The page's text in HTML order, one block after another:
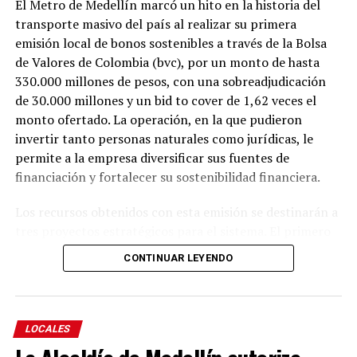
financiera y convirtiéndolo en un recinto
multipropósito bajo estándares internacionales,
mediante un modelo de financiación que combina
recursos públicos y privados.
Finalmente manifestaron que la EDU liderará la
estructuración del proyecto por su capacidad técnica y
jurídica, garantizando que el estadio continúe siendo de
propiedad del Distrito. También señalaron que este
modelo podría convertirse en un referente para el
proyectos estratégicos con esquemas de financiación
Otros Cabildantes manifestaron diferentes
consideraciones frente a la iniciativa. Si bien
coincidieron en la necesidad de modernizar el estadio y
El Metro de Medellín marcó un hito en la historia del
transporte masivo del país al realizar su primera
emisión local de bonos sostenibles a través de la Bolsa
de Valores de Colombia (bvc), por un monto de hasta
330.000 millones de pesos, con una sobreadjudicación
de 30.000 millones y un bid to cover de 1,62 veces el
monto ofertado. La operación, en la que pudieron
invertir tanto personas naturales como jurídicas, le
permite a la empresa diversificar sus fuentes de
financiación y fortalecer su sostenibilidad financiera.
es la adquisición, con ensamblaje local, de 13 trenes
eléctricos nuevos, equivalentes a 39 vagones, que
modernización de los computadores de control de todos
los trenes, lo que fortalecerá la mantenibilidad, la
CONTINUAR LEYENDO
LOCALES